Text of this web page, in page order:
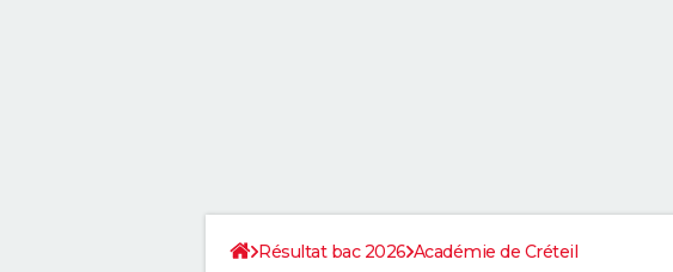
Résultat bac 2026 Académie de Créteil